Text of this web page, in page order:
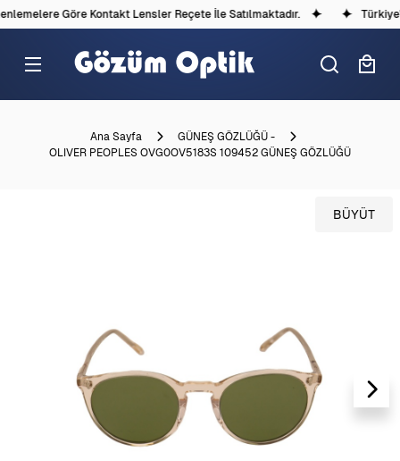
Göre Kontakt Lensler Reçete İle Satılmaktadır.
Ana Sayfa
GÜNEŞ GÖZLÜĞÜ -
OLIVER PEOPLES OVG0OV5183S 109452 GÜNEŞ GÖZLÜĞÜ
BÜYÜT